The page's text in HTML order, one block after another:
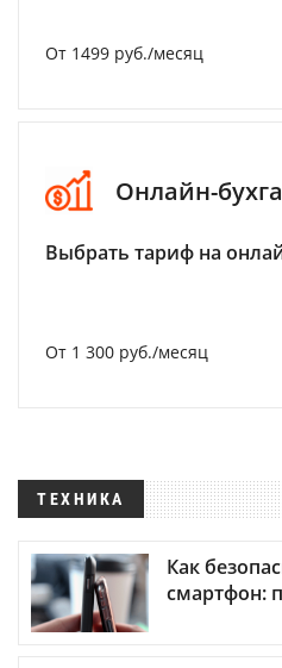
От 1499 руб./месяц
Онлайн-
Выбрать тариф на
От 1 300 руб./месяц
ТЕХНИКА
Как
смартфон: